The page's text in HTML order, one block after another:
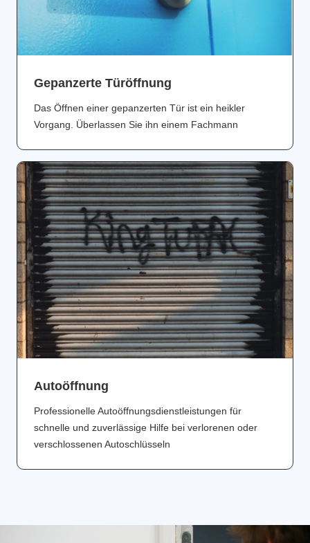
Gepanzerte Türöffnung
Das Öffnen einer gepanzerten Tür ist ein heikler
Vorgang. Überlassen Sie ihn einem Fachmann
Аutoöffnung
Professionelle Autoöffnungsdienstleistungen für
schnelle und zuverlässige Hilfe bei verlorenen oder
verschlossenen Autoschlüsseln